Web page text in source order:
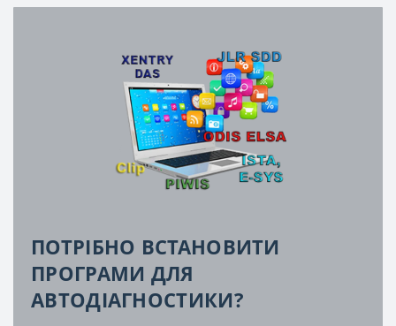
ПОТРІБНО ВСТАНОВИТИ
ПРОГРАМИ ДЛЯ
АВТОДІАГНОСТИКИ?